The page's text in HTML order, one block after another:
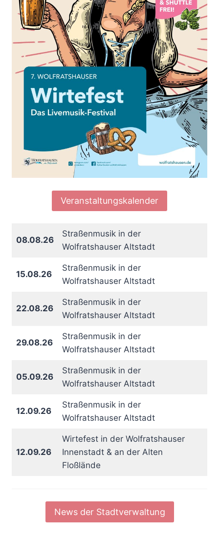
Veranstaltungskalender
08.08.26
Straßenmusik in der
Wolfratshauser Altstadt
15.08.26
Straßenmusik in der
Wolfratshauser Altstadt
22.08.26
Straßenmusik in der
Wolfratshauser Altstadt
29.08.26
Straßenmusik in der
Wolfratshauser Altstadt
05.09.26
Straßenmusik in der
Wolfratshauser Altstadt
12.09.26
Straßenmusik in der
Wolfratshauser Altstadt
12.09.26
Wirtefest in der Wolfratshauser
Innenstadt & an der Alten
Floßlände
News der Stadtverwaltung